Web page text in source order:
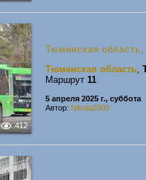
412
Тюменская область,
Тюменская область,
Маршрут 11
5 апреля 2025 г., суббота
Автор: Nikola2000